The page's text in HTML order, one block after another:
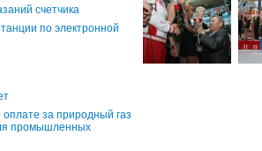
счетчика
по электронной
оплате за природный газ
промышленных